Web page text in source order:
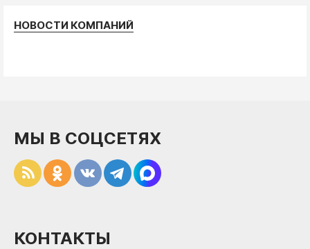
НОВОСТИ КОМПАНИЙ
МЫ В СОЦСЕТЯХ
КОНТАКТЫ